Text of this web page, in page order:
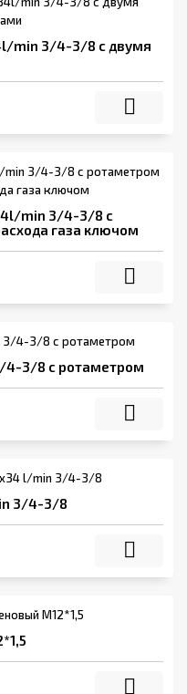
min 3/4-3/8 с двумя
min 3/4-3/8 с
газа ключом
4-3/8 с ротаметром
3/4-3/8